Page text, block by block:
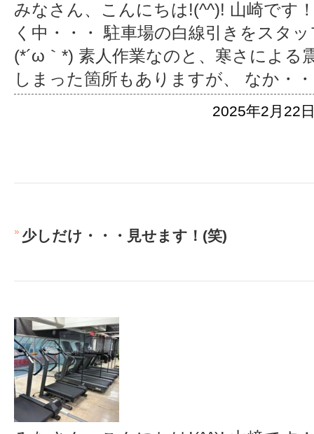
みなさん、こんにちは!(^^)! 山崎です
く中・・・ 駐車場の白線引きをスタ
(*´ω｀*) 素人作業なのと、寒さによる
しまった箇所もありますが、 なか ・
2025年2月22
少しだけ・・・見せます！(笑)